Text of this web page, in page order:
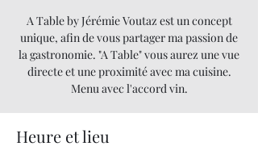
A Table by Jérémie Voutaz est un concept
unique, afin de vous partager ma passion de
la gastronomie. "A Table" vous aurez une vue
directe et une proximité avec ma cuisine.
Menu avec l'accord vin.
Heure et lieu